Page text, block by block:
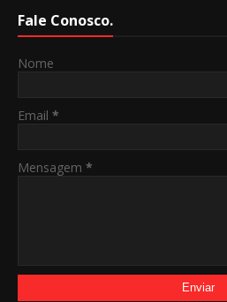
Fale Conosco.
Nome
Email *
Mensagem *